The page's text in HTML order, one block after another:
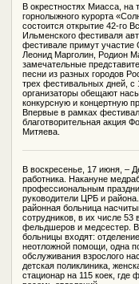
В окрестностях Миасса, на
горнолыжного курорта
состоится открытие 42-го
Ильменского фестиваля
фестивале примут участие
Леонид Марголин, Родион
замечательные
песни из разных городов
трех фестивальных дней, с
организаторы обещают
конкурсную и концертную
Впервые в рамках
благотворительная акция
Митяева.
В воскресенье, 17 июня, –
работника. Накануне
профессиональным
руководители ЦРБ и
районная больница
сотрудников, в их числе 53
фельдшеров и медсестер. В
больницы входят:
неотложной помощи, одна
обслуживания взрослого
детская поликлиника,
стационар на 115 коек, где